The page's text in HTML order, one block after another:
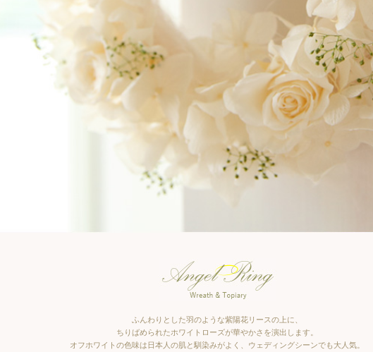
ふんわりとした羽のような紫陽花リースの上に、
ちりばめられたホワイトローズが華やかさを演出します。
オフホワイトの色味は日本人の肌と馴染みがよく、ウェディングシーンでも大人気。